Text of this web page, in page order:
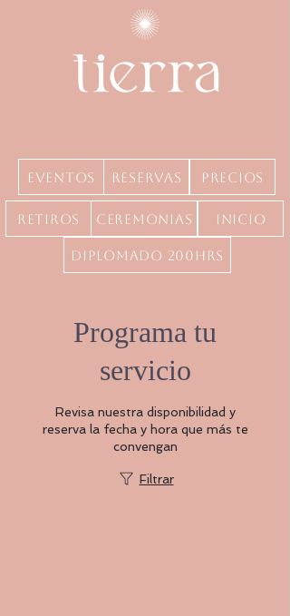
Reservas
Eventos precios
Ceremonias
Retiros inicio
Diplomado 200hrs
Programa tu
servicio
Revisa nuestra disponibilidad y
reserva la fecha y hora que más te
convengan
Filtrar